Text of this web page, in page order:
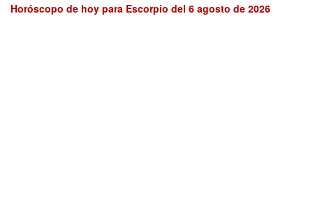
Horóscopo de hoy para Escorpio del 6 agosto de 2026